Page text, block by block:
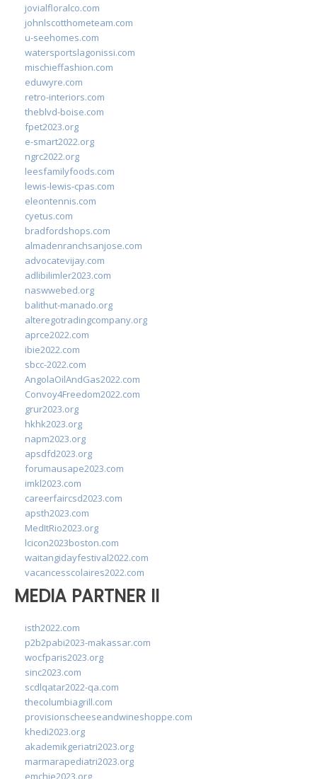
jovialfloralco.com
johnlscotthometeam.com
u-seehomes.com
watersportslagonissi.com
mischieffashion.com
eduwyre.com
retro-interiors.com
theblvd-boise.com
fpet2023.org
e-smart2022.org
ngrc2022.org
leesfamilyfoods.com
lewis-lewis-cpas.com
eleontennis.com
cyetus.com
bradfordshops.com
almadenranchsanjose.com
advocatevijay.com
adlibilimler2023.com
naswwebed.org
balithut-manado.org
alteregotradingcompany.org
aprce2022.com
ibie2022.com
sbcc-2022.com
AngolaOilAndGas2022.com
Convoy4Freedom2022.com
grur2023.org
hkhk2023.org
napm2023.org
apsdfd2023.org
forumausape2023.com
imkl2023.com
careerfaircsd2023.com
apsth2023.com
MedItRio2023.org
lcicon2023boston.com
waitangidayfestival2022.com
vacancesscolaires2022.com
MEDIA PARTNER II
isth2022.com
p2b2pabi2023-makassar.com
wocfparis2023.org
sinc2023.com
scdlqatar2022-qa.com
thecolumbiagrill.com
provisionscheeseandwineshoppe.com
khedi2023.org
akademikgeriatri2023.org
marmarapediatri2023.org
emchie2023.org